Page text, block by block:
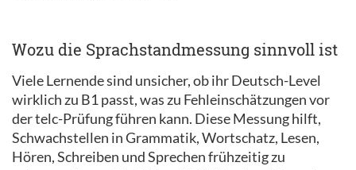
Wozu die Sprachstandmessung sinnvoll ist
Viele Lernende sind unsicher, ob ihr Deutsch-Level
wirklich zu B1 passt, was zu Fehleinschätzungen vor
der telc-Prüfung führen kann. Diese Messung hilft,
Schwachstellen in Grammatik, Wortschatz, Lesen,
Hören, Schreiben und Sprechen frühzeitig zu